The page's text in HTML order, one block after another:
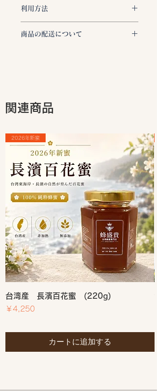
利用方法
与えないでください。
や直射日光を避け、常温で保存し
ます。
結晶化: 蜂蜜が結晶化しても品質
に問題はありません。結晶化した
蜂蜜を再び液状に戻したい場合
は、湯煎にかけるなどしてゆっく
りと温めてください。
加熱処理: 蜂蜜の加熱は、香りや
酵素などの有益な成分を損なう可
能性があります。そのため、蜂蜜
を加熱せずにそのまま楽しむこと
をお勧めします。
賞味期限と品質: 蜂蜜は非常に長
持ちする食品ですが、時間の経過
とともに色や風味が変わることが
あります。開封後はなるべく早め
に使い切ることをお勧めします。
商品の配送について
ール」にてご確認いただけます。
​お荷物の状況は下記サービスよりご確
お荷物お問い合わせサービス：
https://toi.kuronekoyamato.co.jp/cgi
-bin/tneko
※合計3000円以上のお買い上げは配
送料が無料となります。
関連商品
2026年新蜜
台湾産 長濱百花蜜 (220g)
価格
￥4,250
カートに追加する